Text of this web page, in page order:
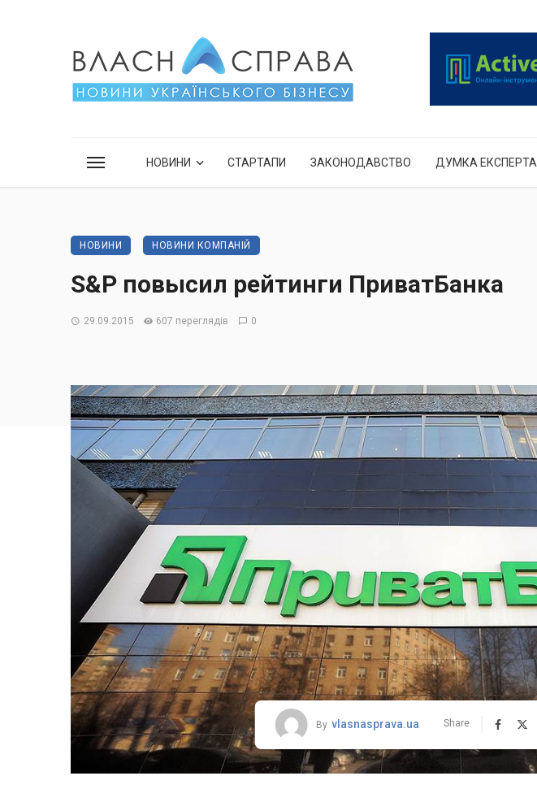
НОВИНИ СТАРТАПИ ЗАКОНОДАВСТВО ДУМКА ЕКСПЕРТА
НОВИНИ НОВИНИ КОМПАНІЙ
S&P повысил рейтинги ПриватБанка
29.09.2015 607 переглядів 0
By vlasnasprava.ua Share